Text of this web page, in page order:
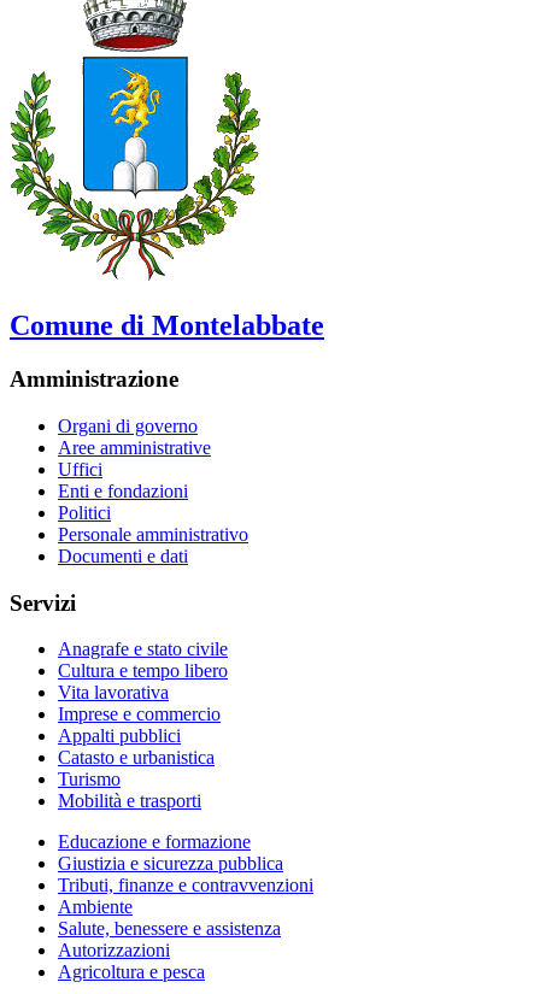
Comune di Montelabbate
Amministrazione
Organi di governo
Aree amministrative
Uffici
Enti e fondazioni
Politici
Personale amministrativo
Documenti e dati
Servizi
Anagrafe e stato civile
Cultura e tempo libero
Vita lavorativa
Imprese e commercio
Appalti pubblici
Catasto e urbanistica
Turismo
Mobilità e trasporti
Educazione e formazione
Giustizia e sicurezza pubblica
Tributi, finanze e contravvenzioni
Ambiente
Salute, benessere e assistenza
Autorizzazioni
Agricoltura e pesca